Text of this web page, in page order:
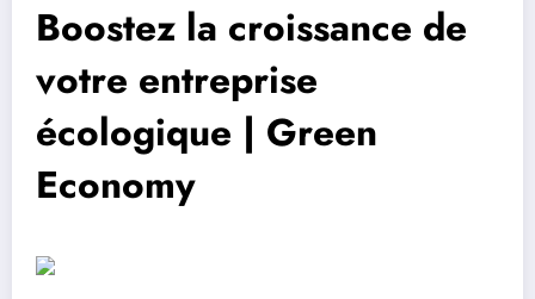
Boostez la croissance de
votre entreprise
écologique | Green
Economy